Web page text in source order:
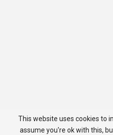
This website uses cookies to
assume you're ok with this,